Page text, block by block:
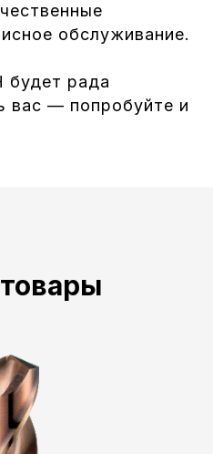
обслуживание.
будет рада
вас — попробуйте и